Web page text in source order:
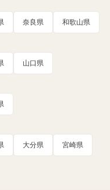
奈良県 和歌山県
山口県
大分県 宮崎県